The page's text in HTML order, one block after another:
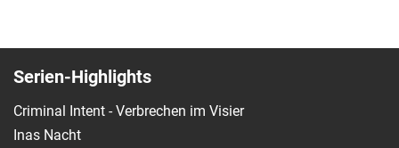
Serien-Highlights
Criminal Intent - Verbrechen im Visier
Inas Nacht